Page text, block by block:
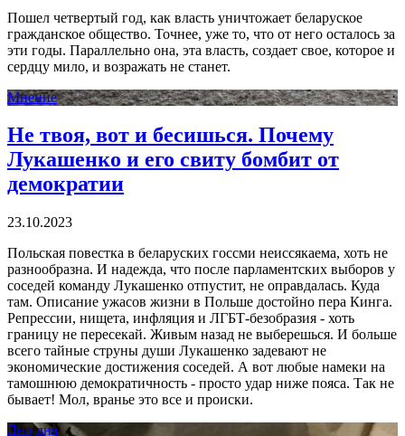
Пошел четвертый год, как власть уничтожает беларуское
гражданское общество. Точнее, уже то, что от него осталось за
эти годы. Параллельно она, эта власть, создает свое, которое и
сердцу мило, и возражать не станет.
Мнение
Не твоя, вот и бесишься. Почему
Лукашенко и его свиту бомбит от
демократии
23.10.2023
Польская повестка в беларуских госсми неиссякаема, хоть не
разнообразна. И надежда, что после парламентских выборов у
соседей команду Лукашенко отпустит, не оправдалась. Куда
там. Описание ужасов жизни в Польше достойно пера Кинга.
Репрессии, нищета, инфляция и ЛГБТ-безобразия - хоть
границу не пересекай. Живым назад не выберешься. И больше
всего тайные струны души Лукашенко задевают не
экономические достижения соседей. А вот любые намеки на
тамошнюю демократичность - просто удар ниже пояса. Так не
бывает! Мол, вранье это все и происки.
Дно дня